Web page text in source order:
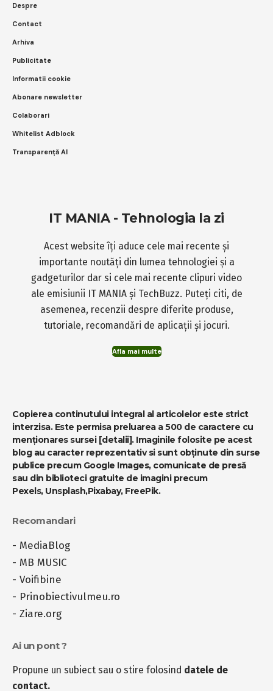
Despre
Contact
Arhiva
Publicitate
Informatii cookie
Abonare newsletter
Colaborari
Whitelist Adblock
Transparență AI
IT MANIA - Tehnologia la zi
Acest website îți aduce cele mai recente și
importante noutăți din lumea tehnologiei și a
gadgeturilor dar si cele mai recente clipuri video
ale emisiunii IT MANIA și TechBuzz. Puteți citi, de
asemenea, recenzii despre diferite produse,
tutoriale, recomandări de aplicații și jocuri.
Afla mai multe
Copierea continutului integral al articolelor este strict
interzisa. Este permisa preluarea a 500 de caractere cu
menționares sursei [detalii]. Imaginile folosite pe acest
blog au caracter reprezentativ si sunt obținute din surse
publice precum Google Images, comunicate de presă
sau din biblioteci gratuite de imagini precum
Pexels, Unsplash,Pixabay, FreePik.
Recomandari
- MediaBlog
- MB MUSIC
- Voifibine
- Prinobiectivulmeu.ro
- Ziare.org
Ai un pont ?
Propune un subiect sau o stire folosind datele de
contact.